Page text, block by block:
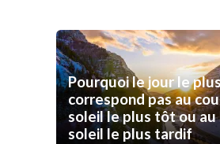
Pourquoi le jour le
correspond pas au
soleil le plus tôt ou au
soleil le plus tardif